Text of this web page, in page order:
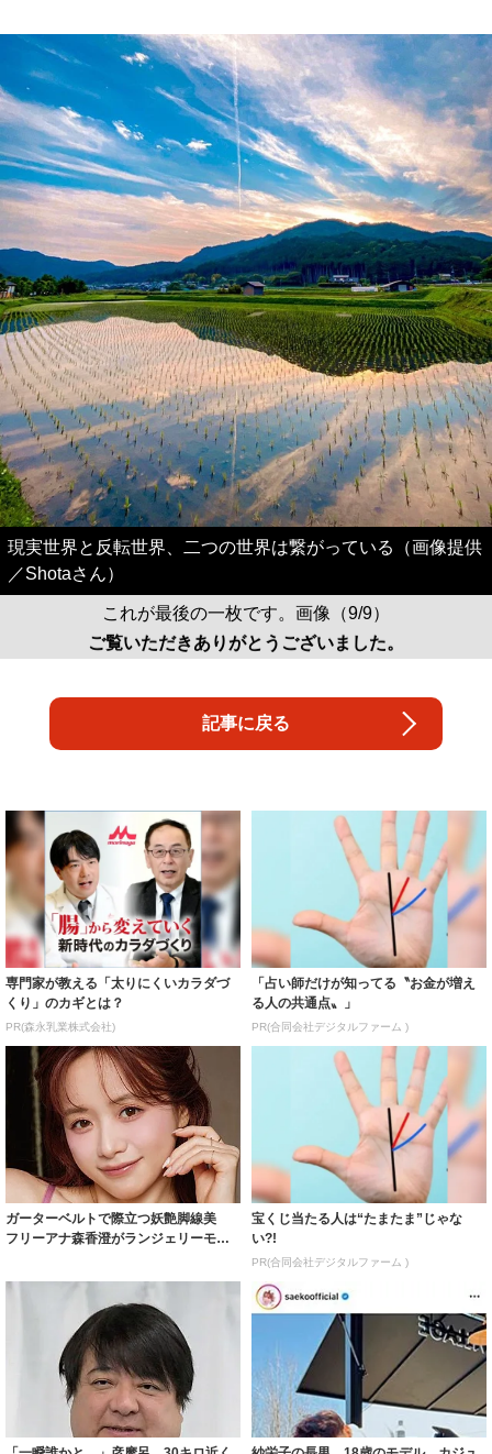
現実世界と反転世界、二つの世界は繋がっている（画像提供
／Shotaさん）
これが最後の一枚です。画像（9/9）
ご覧いただきありがとうございました。
記事に戻る
専門家が教える「太りにくいカラダづ
くり」のカギとは？
PR(森永乳業株式会社)
「占い師だけが知ってる〝お金が増え
る人の共通点〟」
PR(合同会社デジタルファーム )
ガーターベルトで際立つ妖艶脚線美
フリーアナ森香澄がランジェリーモデ
宝くじ当たる人は“たまたま”じゃな
い?!
PR(合同会社デジタルファーム )